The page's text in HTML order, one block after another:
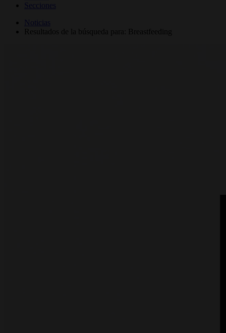
Secciones
Noticias
Resultados de la búsqueda para: Breastfeeding